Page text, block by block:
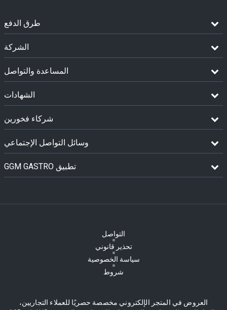
طرق الدفع
الشركة
المساعدة والتواصل
الشهادات
شركاء فخورين
وسائل التواصل الإجتماعي
GGM GASTRO تطبيق
التواصل
تحذير قانوني
سياسة الخصوصية
شروط
العروض في المتجر الإلكتروني مخصصة حصريًا للعملاء التجاريين،